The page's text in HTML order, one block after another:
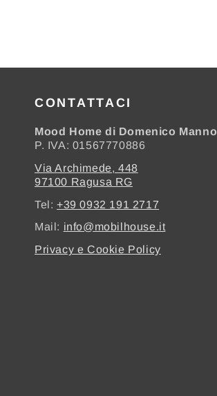
CONTATTACI
Mood Home di Domenico Manno
P. IVA: 01567770886
Via Archimede, 448
97100 Ragusa RG
Tel: +39 0932 191 2717
Mail: info@mobilhouse.it
Privacy e Cookie Policy